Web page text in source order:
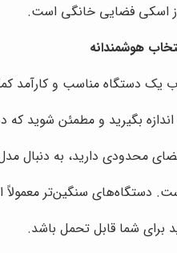
از اسکی فضایی خانگی است.
هوشمندانه
یک دستگاه مناسب و کارآمد
بگیرید و مطمئن شوید
محدودی دارید، به دنبال
دستگاه‌های سنگین‌تر معمولاً
برای شما قابل تحمل باشد.